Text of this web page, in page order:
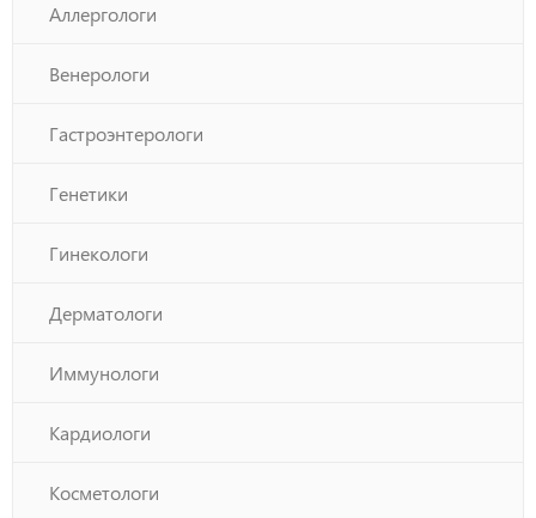
Аллергологи
Венерологи
Гастроэнтерологи
Генетики
Гинекологи
Дерматологи
Иммунологи
Кардиологи
Косметологи